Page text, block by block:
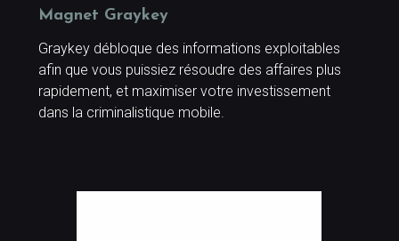
Magnet Graykey
Graykey débloque des informations exploitables
afin que vous puissiez résoudre des affaires plus
rapidement, et maximiser votre investissement
dans la criminalistique mobile.